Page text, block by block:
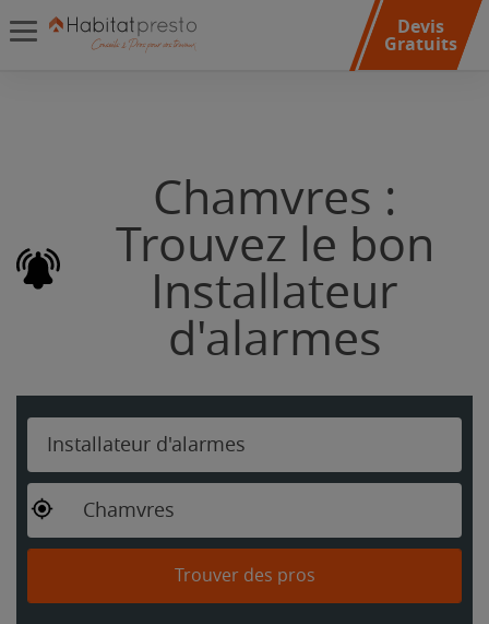
Devis
Gratuits
Chamvres :
Trouvez le bon
Installateur
d'alarmes
Installateur d'alarmes
Chamvres
Trouver des pros